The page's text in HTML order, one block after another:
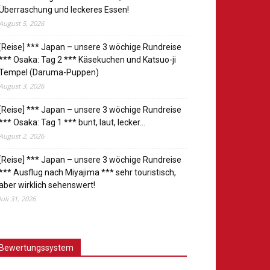
und leckeres Essen!
5, 2026
*** Japan – unsere 3 wöchige Rundreise
Osaka: Tag 2 *** Käsekuchen und Katsuo-ji
(Daruma-Puppen)
3, 2026
*** Japan – unsere 3 wöchige Rundreise
Osaka: Tag 1 *** bunt, laut, lecker…
2, 2026
*** Japan – unsere 3 wöchige Rundreise
Ausflug nach Miyajima *** sehr touristisch,
wirklich sehenswert!
31, 2026